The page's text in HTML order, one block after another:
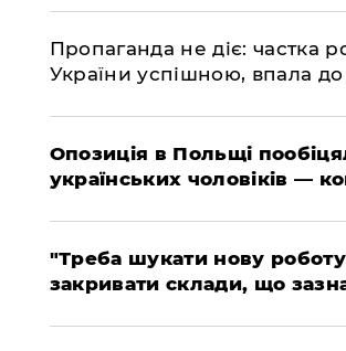
​Пропаганда не діє: частка
України успішною, впала
​Опозиція в Польщі
українських чоловіків —
​"Треба шукати нову
закривати склади, що